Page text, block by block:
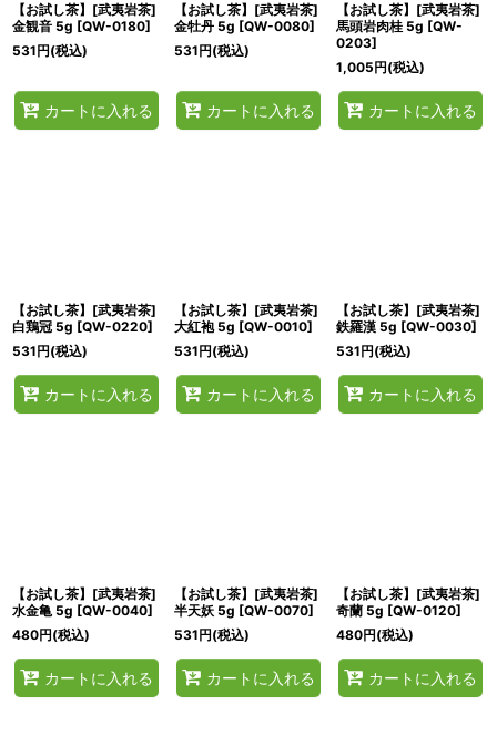
【お試し茶】[武夷岩茶]
金観音 5g [QW-0180]
531円(税込)
カートに入れる
【お試し茶】[武夷岩茶]
金牡丹 5g [QW-0080]
531円(税込)
カートに入れる
【お試し茶】[武夷岩茶]
馬頭岩肉桂 5g [QW-
0203]
1,005円(税込)
カートに入れる
【お試し茶】[武夷岩茶]
白鶏冠 5g [QW-0220]
531円(税込)
カートに入れる
【お試し茶】[武夷岩茶]
大紅袍 5g [QW-0010]
531円(税込)
カートに入れる
【お試し茶】[武夷岩茶]
鉄羅漢 5g [QW-0030]
531円(税込)
カートに入れる
【お試し茶】[武夷岩茶]
水金亀 5g [QW-0040]
480円(税込)
カートに入れる
【お試し茶】[武夷岩茶]
半天妖 5g [QW-0070]
531円(税込)
カートに入れる
【お試し茶】[武夷岩茶]
奇蘭 5g [QW-0120]
480円(税込)
カートに入れる